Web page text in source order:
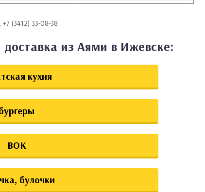
+7 (3412) 33-08-38
доставка из Аями в Ижевске:
кухня
ВОК
булочки